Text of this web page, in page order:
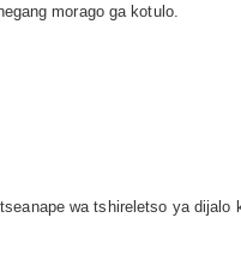
morago ga kotulo.
wa tshireletso ya